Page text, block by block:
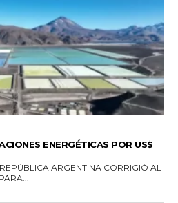
ENERGÉTICAS POR US$
ARGENTINA CORRIGIÓ AL